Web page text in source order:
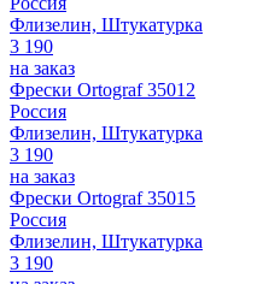
Флизелин, Штукатурка
3 190
на заказ
Фрески Ortograf 35012
Россия
Флизелин, Штукатурка
3 190
на заказ
Фрески Ortograf 35015
Россия
Флизелин, Штукатурка
3 190